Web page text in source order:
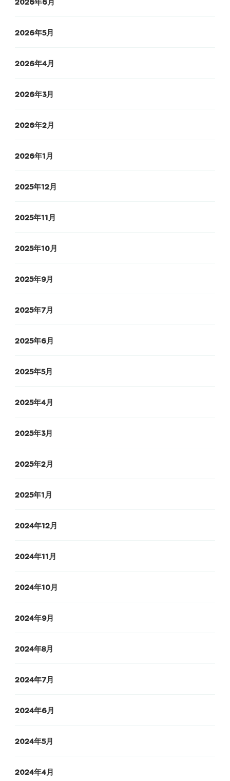
2026年6月
2026年5月
2026年4月
2026年3月
2026年2月
2026年1月
2025年12月
2025年11月
2025年10月
2025年9月
2025年7月
2025年6月
2025年5月
2025年4月
2025年3月
2025年2月
2025年1月
2024年12月
2024年11月
2024年10月
2024年9月
2024年8月
2024年7月
2024年6月
2024年5月
2024年4月